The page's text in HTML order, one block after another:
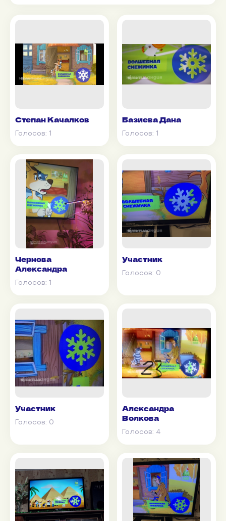
Степан Качалков
Голосов: 1
Базиева Дана
Голосов: 1
Чернова
Александра
Голосов: 1
Участник
Голосов: 0
Участник
Голосов: 0
Александра
Волкова
Голосов: 4